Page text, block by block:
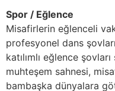
Spor / Eğlence
Misafirlerin eğlenceli
profesyonel dans
katılımlı eğlence
muhteşem sahnesi,
bambaşka dünyalara